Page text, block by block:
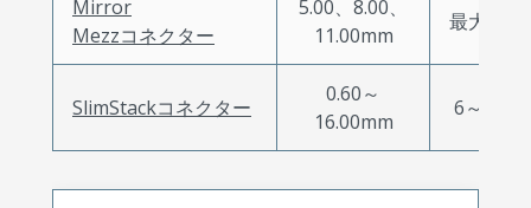
Mirror
Mezzコネクター
5.00、8.00、
11.00mm
最大270
SlimStackコネクター
0.60～
16.00mm
6～240